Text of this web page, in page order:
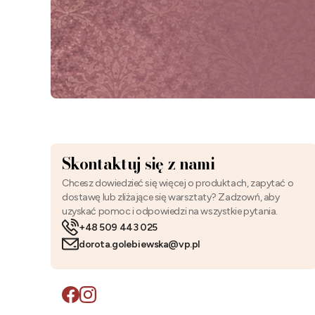
Skontaktuj się z nami
Chcesz dowiedzieć się więcej o produktach, zapytać o
dostawę lub zliżające się warsztaty? Zadzowń, aby
uzyskać pomoc i odpowiedzi na wszystkie pytania.
+48 509 443 025
dorota.golebiewska@vp.pl